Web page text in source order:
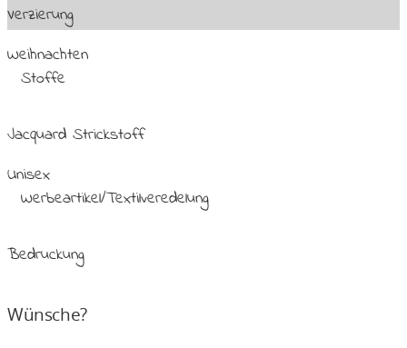
Verzierung
Weihnachten
Stoffe
Jacquard Strickstoff
Unisex
Werbeartikel/Textilveredelung
Bedruckung
Wünsche?